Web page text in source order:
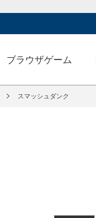
ブラウザゲーム
スマッシュダンク